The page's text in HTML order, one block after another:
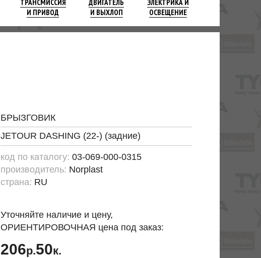
ТРАНСМИССИЯ
И ПРИВОД
ДВИГАТЕЛЬ
И ВЫХЛОП
ЭЛЕКТРИКА И
ОСВЕЩЕНИЕ
БРЫЗГОВИК
JETOUR DASHING (22-) (задние)
код по каталогу: 03-069-000-0315
производитель: Norplast
страна: RU
Уточняйте наличие и цену,
ОРИЕНТИРОВОЧНАЯ цена под заказ:
206р.50к.